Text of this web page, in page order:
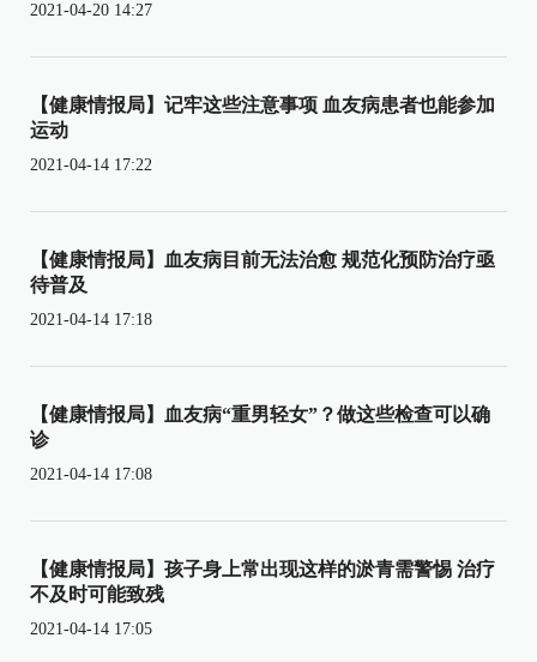
2021-04-20 14:27
【健康情报局】记牢这些注意事项 血友病患者也能参加
运动
2021-04-14 17:22
【健康情报局】血友病目前无法治愈 规范化预防治疗亟
待普及
2021-04-14 17:18
【健康情报局】血友病“重男轻女”？做这些检查可以确
诊
2021-04-14 17:08
【健康情报局】孩子身上常出现这样的淤青需警惕 治疗
不及时可能致残
2021-04-14 17:05